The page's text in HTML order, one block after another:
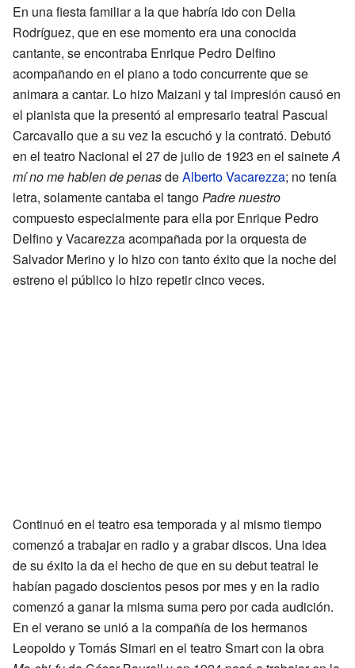
En una fiesta familiar a la que habría ido con Delia
Rodríguez, que en ese momento era una conocida
cantante, se encontraba Enrique Pedro Delfino
acompañando en el piano a todo concurrente que se
animara a cantar. Lo hizo Maizani y tal impresión causó en
el pianista que la presentó al empresario teatral Pascual
Carcavallo que a su vez la escuchó y la contrató. Debutó
en el teatro Nacional el 27 de julio de 1923 en el saineteA
mí no me hablen de penasdeAlberto Vacarezza; no tenía
letra, solamente cantaba el tangoPadre nuestro
compuesto especialmente para ella por Enrique Pedro
Delfino y Vacarezza acompañada por la orquesta de
Salvador Merino y lo hizo con tanto éxito que la noche del
estreno el público lo hizo repetir cinco veces.
Continuó en el teatro esa temporada y al mismo tiempo
comenzó a trabajar en radio y a grabar discos. Una idea
de su éxito la da el hecho de que en su debut teatral le
habían pagado doscientos pesos por mes y en la radio
comenzó a ganar la misma suma pero por cada audición.
En el verano se unió a la compañía de los hermanos
Leopoldo y Tomás Simari en el teatro Smart con la obra